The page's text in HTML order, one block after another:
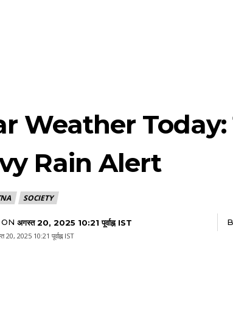
Weather Today:
Rain Alert
SOCIETY
अगस्त 20, 2025 10:21 पूर्वाह्न IST
20, 2025 10:21 पूर्वाह्न IST